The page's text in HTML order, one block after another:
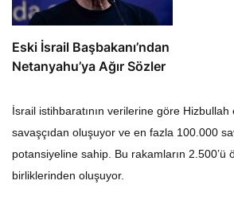
Eski İsrail Başbakanı’ndan
Netanyahu’ya Ağır Sözler
İsrail istihbaratının verilerine göre
savaşçıdan oluşuyor ve en fazla 100.000
potansiyeline sahip. Bu rakamların 2.500’ü
birliklerinden oluşuyor.